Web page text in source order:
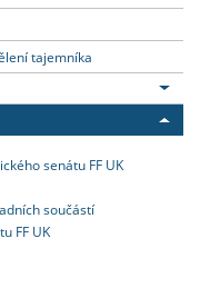
tajemníka
senátu FF UK
součástí
FF UK